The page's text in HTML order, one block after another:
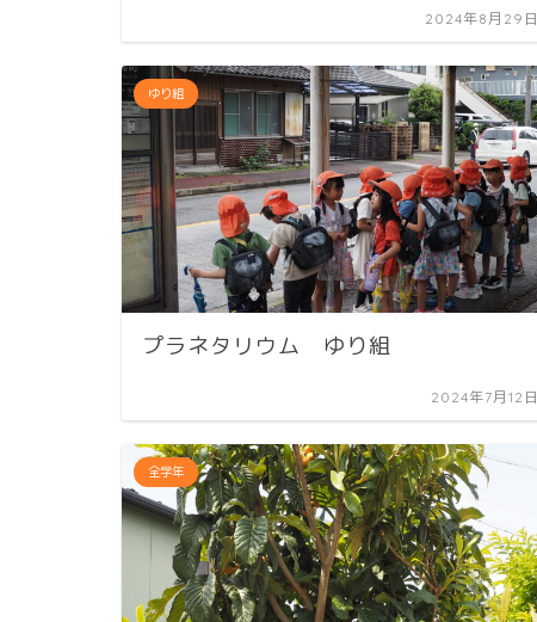
2024年8月29日
ゆり組
プラネタリウム ゆり組
2024年7月12日
全学年